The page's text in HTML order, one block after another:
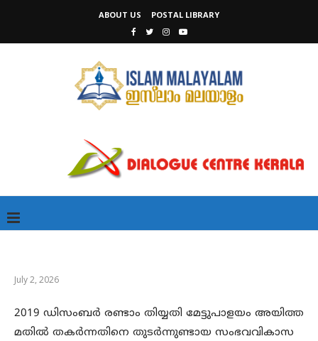
ABOUT US POSTAL LIBRARY
July 2, 2026
2019 ഡിസംബർ രണ്ടാം തിയ്യതി മേട്ടുപാളയം അയിത്ത
മതിൽ തകർന്നതിനെ തുടർന്നുണ്ടായ സംഭവവികാസ